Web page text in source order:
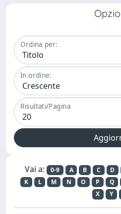
Ordina per:
In ordine:
Risultati/Pagina
Vai a: 0-9 A B C D
K
L M N O P Q
X
Y